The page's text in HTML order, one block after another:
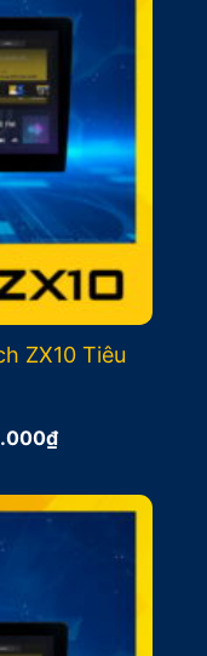
ZX10 Tiêu
₫Giá
là:
8.900.000₫.